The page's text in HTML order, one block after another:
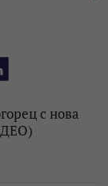
с нова